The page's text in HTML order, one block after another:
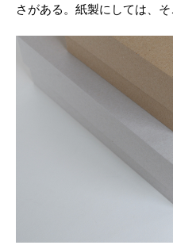
さがある。紙製にしては、そ